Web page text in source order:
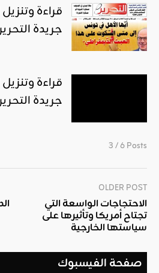
جريدة التحرير
جريدة التحرير
3 / 6 Posts
OLDER POST
الاحتجاجات الواسعة التي
تجتاح أمريكا وتأثيرها على
سياستها الخارجية
صفحة الفيسبوك